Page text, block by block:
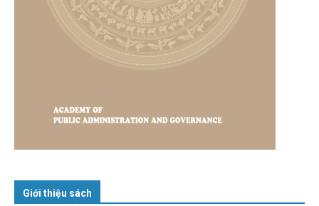
Giới thiệu sách